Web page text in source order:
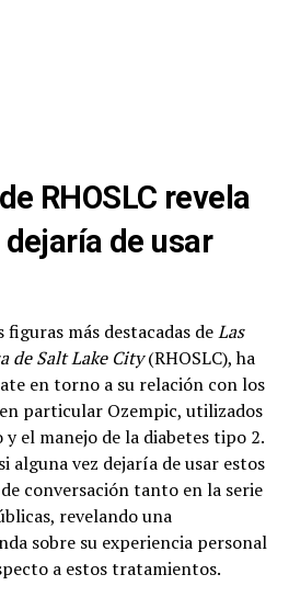
RHOSLC revela
de usar
figuras más destacadas deLas
de Salt Lake City(RHOSLC), ha
en torno a su relación con los
particular Ozempic, utilizados
y el manejo de la diabetes tipo 2.
alguna vez dejaría de usar estos
conversación tanto en la serie
revelando una
sobre su experiencia personal
a estos tratamientos.